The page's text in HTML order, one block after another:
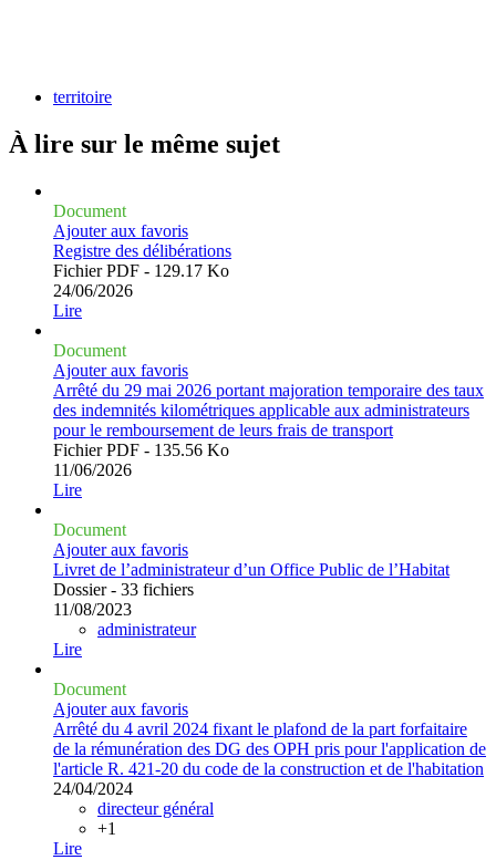
territoire
À lire sur le même sujet
Document
Ajouter aux favoris
Registre des délibérations
Fichier PDF - 129.17 Ko
24/06/2026
Lire
Document
Ajouter aux favoris
Arrêté du 29 mai 2026 portant majoration temporaire des taux
des indemnités kilométriques applicable aux administrateurs
pour le remboursement de leurs frais de transport
Fichier PDF - 135.56 Ko
11/06/2026
Lire
Document
Ajouter aux favoris
Livret de l’administrateur d’un Office Public de l’Habitat
Dossier - 33 fichiers
11/08/2023
administrateur
Lire
Document
Ajouter aux favoris
Arrêté du 4 avril 2024 fixant le plafond de la part forfaitaire
de la rémunération des DG des OPH pris pour l'application de
l'article R. 421-20 du code de la construction et de l'habitation
24/04/2024
directeur général
+1
Lire